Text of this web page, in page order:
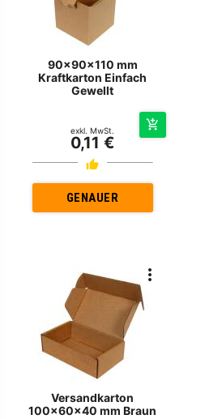
90x90x110 mm
Kraftkarton Einfach
Gewellt
exkl. MwSt.
0,11 €
GENAUER
Versandkarton
100x60x40 mm Braun